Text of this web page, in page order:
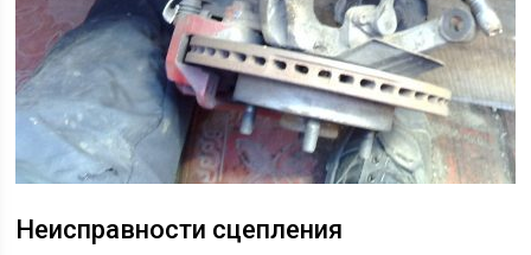
Неисправности сцепления